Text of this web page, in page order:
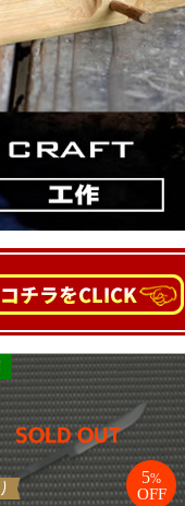
5%
OFF